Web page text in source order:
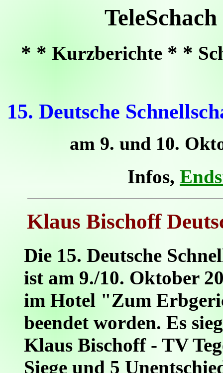
* *Kurzberichte* *
15. Deutsche
am 9. und 10.
Infos,
Klaus Bischoff
Die 15. Deutsche
ist am 9./10. Oktober
im Hotel "Zum
beendet worden. Es
Klaus Bischoff- TV
Siege und 5